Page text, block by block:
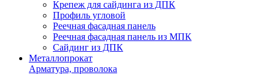
Крепеж для сайдинга из ДПК
Профиль угловой
Реечная фасадная панель
Реечная фасадная панель из МПК
Сайдинг из ДПК
Металлопрокат
Арматура, проволока